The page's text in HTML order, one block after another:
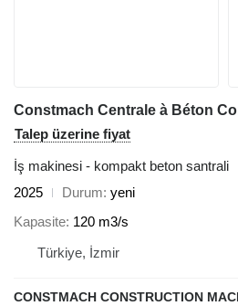
Constmach Centrale à Béton
Talep üzerine fiyat
İş makinesi - kompakt beton santrali
2025
Durum yeni
Kapasite 120 m3/s
Türkiye, İzmir
CONSTMACH CONSTRUCTION